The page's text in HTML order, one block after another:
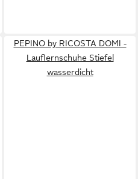
PEPINO by RICOSTA DOMI -
Lauflernschuhe Stiefel
wasserdicht